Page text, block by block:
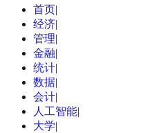
首页|
经济|
管理|
金融|
统计|
数据|
会计|
人工智能|
大学|